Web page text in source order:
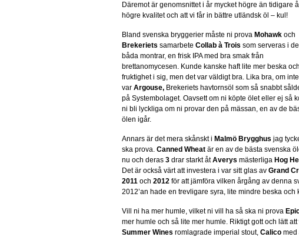
Däremot är genomsnittet i år mycket högre än tidigare
högre kvalitet och att vi får in bättre utländsk öl – kul!
Bland svenska bryggerier måste ni prova Mohawk och
Brekeriets samarbete Collab à Trois som serveras i
båda montrar, en frisk IPA med bra smak från
brettanomycesen. Kunde kanske haft lite mer beska och
fruktighet i sig, men det var väldigt bra. Lika bra, om
var Argouse, Brekeriets havtornsöl som så snabbt
på Systembolaget. Oavsett om ni köpte ölet eller ej så
ni bli lyckliga om ni provar den på mässan, en av de
ölen igår.
Annars är det mera skånskt i Malmö Brygghus jag
ska prova. Canned Wheat är en av de bästa svenska
nu och deras 3 drar starkt åtAverys mästerliga Hog
Det är också värt att investera i var sitt glas av Grand
2011 och 2012 för att jämföra vilken årgång av denna
2012’an hade en trevligare syra, lite mindre beska och
Vill ni ha mer humle, vilket ni vill ha så ska ni prova
mer humle och så lite mer humle. Riktigt gott och lätt
Summer Wines romlagrade imperial stout, Calico med